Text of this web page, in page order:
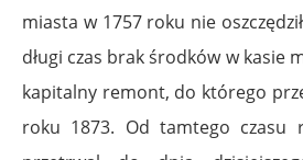
miasta w 1757 roku nie
długi czas brak środków w kasie
kapitalny remont, do którego
roku 1873. Od tamtego czasu